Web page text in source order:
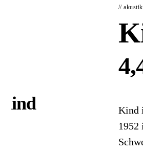
Kind
//
Kind
1952